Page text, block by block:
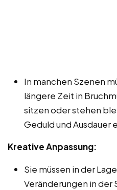
In manchen Szenen
längere Zeit in
sitzen oder stehen
Geduld und Ausdauer
Kreative Anpassung:
Sie müssen in der
Veränderungen in der